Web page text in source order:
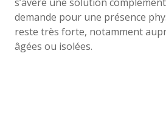
demande pour une présence
reste très forte, notamment
âgées ou isolées.